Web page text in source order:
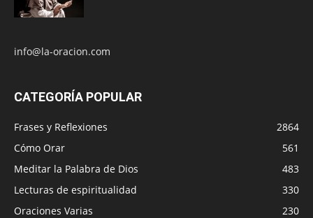
info@la-oracion.com
CATEGORÍA POPULAR
Frases y Reflexiones
2864
Cómo Orar
561
Meditar la Palabra de Dios
483
Lecturas de espiritualidad
330
Oraciones Varias
230